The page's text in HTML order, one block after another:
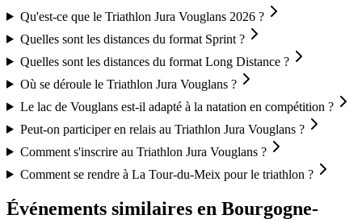
Qu'est-ce que le Triathlon Jura Vouglans 2026 ?
Quelles sont les distances du format Sprint ?
Quelles sont les distances du format Long Distance ?
Où se déroule le Triathlon Jura Vouglans ?
Le lac de Vouglans est-il adapté à la natation en compétition ?
Peut-on participer en relais au Triathlon Jura Vouglans ?
Comment s'inscrire au Triathlon Jura Vouglans ?
Comment se rendre à La Tour-du-Meix pour le triathlon ?
Événements similaires en Bourgogne-